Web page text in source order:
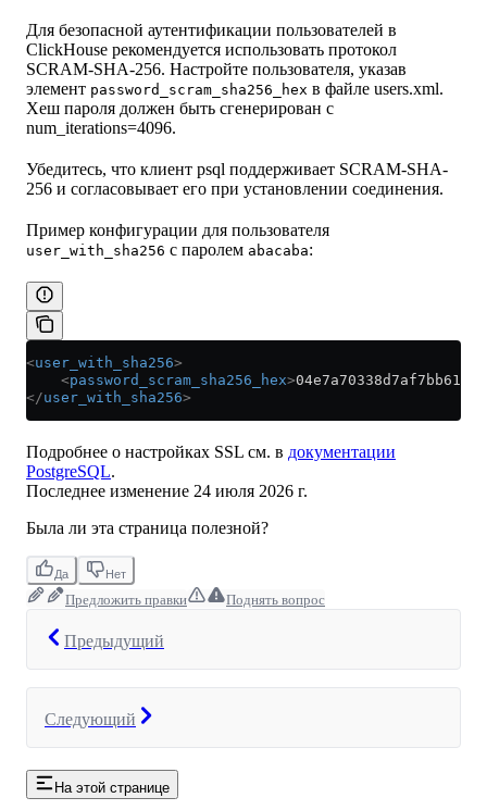
Для безопасной аутентификации пользователей в
ClickHouse рекомендуется использовать протокол
SCRAM-SHA-256. Настройте пользователя, указав
элемент password_scram_sha256_hex в файле users.xml.
Хеш пароля должен быть сгенерирован с
num_iterations=4096.
Убедитесь, что клиент psql поддерживает SCRAM-SHA-
256 и согласовывает его при установлении соединения.
Пример конфигурации для пользователя
user_with_sha256 с паролем abacaba:
<user_with_sha256>
    <
password_scram_sha256_hex>
</user_with_sha256>
Подробнее о настройках SSL см. в документации
PostgreSQL.
Последнее изменение 24 июля 2026 г.
Была ли эта страница полезной?
Да Нет
Предложить правки Поднять вопрос
Предыдущий
Следующий
На этой странице